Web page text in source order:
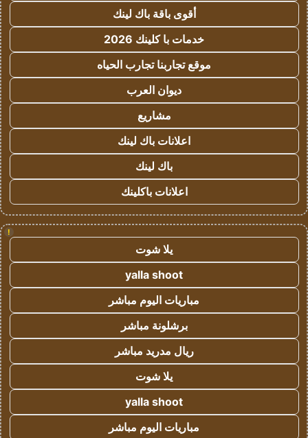
أقوى باقة باك لينك
خدمات با كلينك 2026
موقع تجاربنا تجارب الحياه
ديوان العرب
مشاريع
اعلانات باك لينك
باك لينك
اعلانات باكلينك
!
يلا شوت
yalla shoot
مباريات اليوم مباشر
برشلونة مباشر
ريال مدريد مباشر
يلا شوت
yalla shoot
مباريات اليوم مباشر